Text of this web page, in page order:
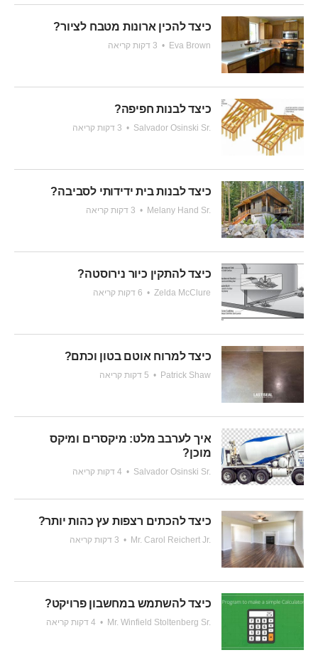
כיצד להכין ארונות מטבח לציור?
Eva Brown
•
כיצד לבנות חפיפה?
Salvador Osinski Sr.
•
כיצד לבנות בית ידידותי לסביבה?
Melany Hand Sr.
•
כיצד להתקין כיור נירוסטה?
Zelda McClure
•
כיצד למרוח אוטם בטון וכתם?
Patrick Shaw
•
איך לערבב מלט: מיקסרים ומיקס
מוכן?
Salvador Osinski Sr.
•
כיצד להכתים רצפות עץ כהות יותר?
Mr. Carol Reichert Jr.
•
כיצד להשתמש במחשבון פרויקט?
Mr. Winfield Stoltenberg Sr.
•